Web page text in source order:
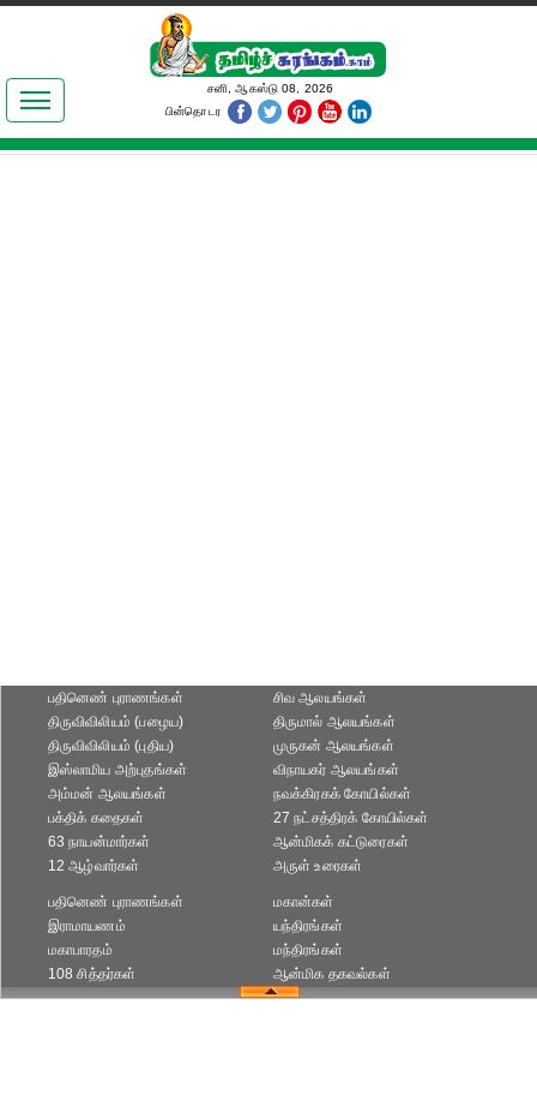
இலக்கியங்கள்
தமிழ் உலகம்
சனி, ஆகஸ்டு 08, 2026
பின்தொடர
பதினெண் புராணங்கள்
திருவிவிலியம் (பழைய)
திருவிவிலியம் (புதிய)
இஸ்லாமிய அற்புதங்கள்
சிவ ஆலயங்கள்
திருமால் ஆலயங்கள்
முருகன் ஆலயங்கள்
விநாயகர் ஆலயங்கள்
அம்மன் ஆலயங்கள்
பக்திக் கதைகள்
63 நாயன்மார்கள்
12 ஆழ்வார்கள்
நவக்கிரகக் கோயில்கள்
27 நட்சத்திரக் கோயில்கள்
ஆன்மிகக் கட்டுரைகள்
அருள் உரைகள்
பதினெண் புராணங்கள்
இராமாயணம்
மகாபாரதம்
108 சித்தர்கள்
மகான்கள்
யந்திரங்கள்
மந்திரங்கள்
ஆன்மிக தகவல்கள்